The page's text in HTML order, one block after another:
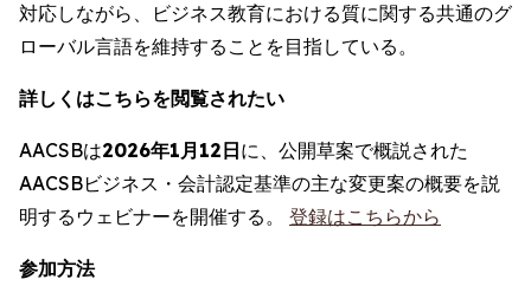
対応しながら、ビジネス教育における質に関する共通のグ
ローバル言語を維持することを目指している。
詳しくはこちらを閲覧されたい
AACSBは2026年1月12日に、公開草案で概説された
AACSBビジネス・会計認定基準の主な変更案の概要を説
明するウェビナーを開催する。 登録はこちらから
参加方法